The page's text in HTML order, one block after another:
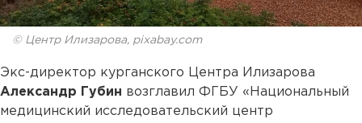
© Центр Илизарова, pixabay.com
Экс-директор курганского Центра Илизарова
Александр Губин возглавил ФГБУ «Национальный
медицинский исследовательский центр